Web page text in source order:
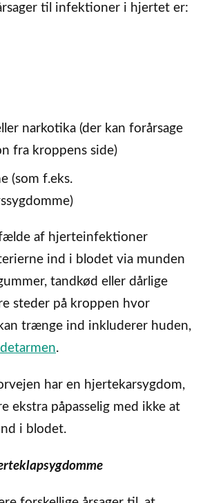
til infektioner i hjertet er:
narkotika (der kan forårsage
fra kroppens side)
(som f.eks.
af hjerteinfektioner
ind i blodet via munden
tandkød eller dårlige
steder på kroppen hvor
trænge ind inkluderer huden,
.
har en hjertekarsygdom,
ekstra påpasselig med ikke at
i blodet.